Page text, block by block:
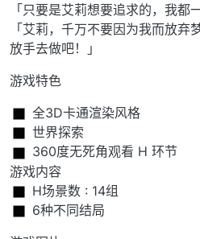
「只要是艾莉想要追求的，我都
「艾莉，千万不要因为我而放弃
放手去做吧！」
游戏特色
️ 全3D卡通渲染风格
️ 世界探索
️ 360度无死角观看 H 环节
游戏内容
️ H场景数 : 14组
️ 6种不同结局